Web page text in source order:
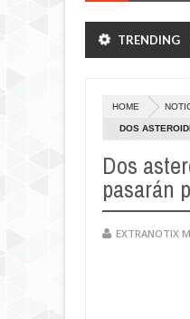
TRENDING
de Chelyabinsk vieron a
HOME
DOS
Dos
pasarán
EXTRANOTIX